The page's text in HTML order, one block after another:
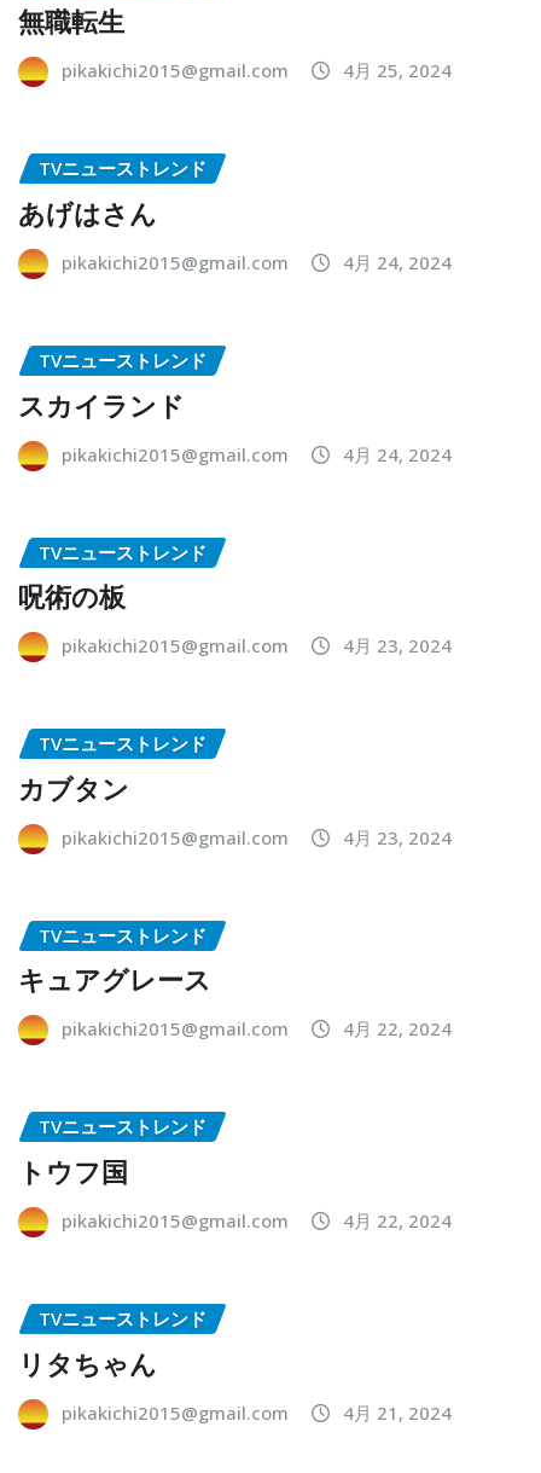
無職転生
pikakichi2015@gmail.com 4月 25, 2024
TVニューストレンド
あげはさん
pikakichi2015@gmail.com 4月 24, 2024
TVニューストレンド
スカイランド
pikakichi2015@gmail.com 4月 24, 2024
TVニューストレンド
呪術の板
pikakichi2015@gmail.com 4月 23, 2024
TVニューストレンド
カブタン
pikakichi2015@gmail.com 4月 23, 2024
TVニューストレンド
キュアグレース
pikakichi2015@gmail.com 4月 22, 2024
TVニューストレンド
トウフ国
pikakichi2015@gmail.com 4月 22, 2024
TVニューストレンド
リタちゃん
pikakichi2015@gmail.com 4月 21, 2024